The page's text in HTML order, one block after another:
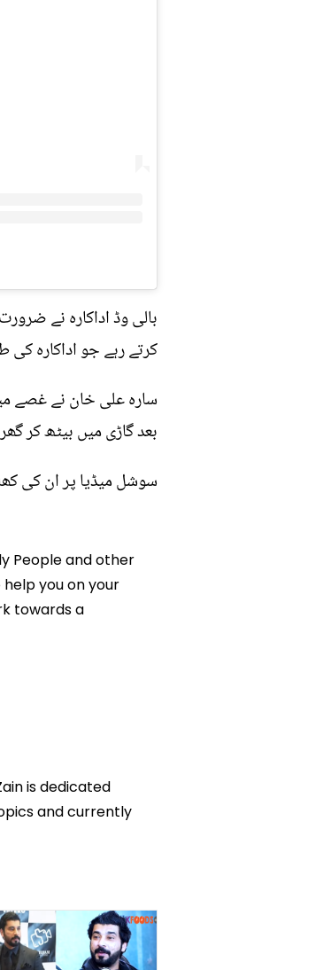
بالی وڈ اداکارہ نے
کرتے رہے جو اداکارہ کی
سارہ علی خان نے غصے
بعد گاڑی میں بیٹھ کر
سوشل میڈیا پر ان کی
People and other
you on your
towards a
is dedicated
and currently